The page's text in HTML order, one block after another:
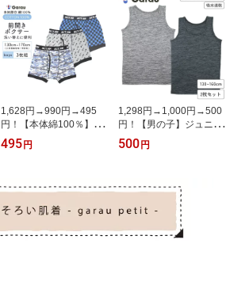
1,628円→990円→495
円！【本体綿100％】キ
ッズジュニア ボクサー
パンツ 3枚組 格子・
男の子 男児 パンツ 下
着 130 140 150 160 170
495円
1,298円→1,000円→500
円！【男の子】ジュニア
タンクトップ 2枚組
無地 130〜160m【吸水
500円